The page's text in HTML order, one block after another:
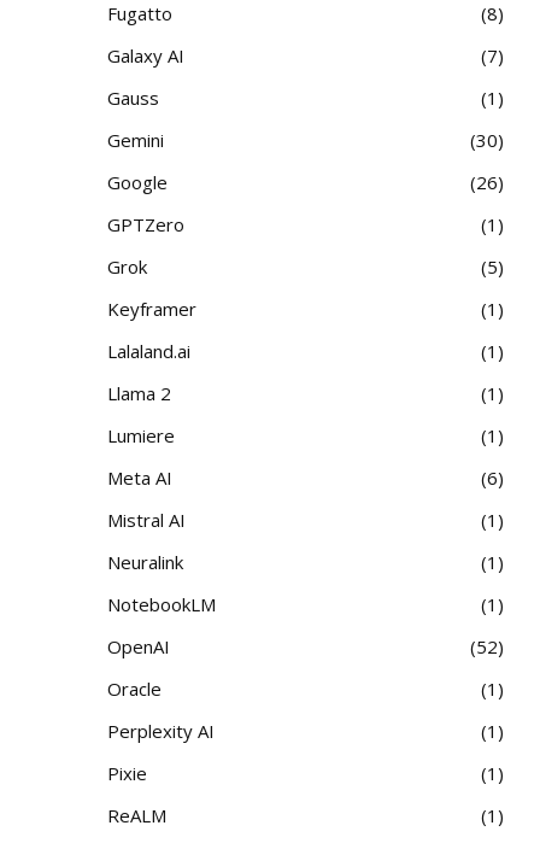
Fugatto
8
Galaxy AI
7
Gauss
1
Gemini
30
Google
26
GPTZero
1
Grok
5
Keyframer
1
Lalaland.ai
1
Llama 2
1
Lumiere
1
Meta AI
6
Mistral AI
1
Neuralink
1
NotebookLM
1
OpenAI
52
Oracle
1
Perplexity AI
1
Pixie
1
ReALM
1